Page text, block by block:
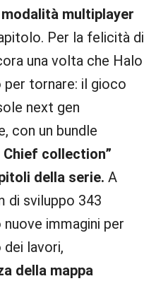
multiplayer
Per la felicità di
una volta che Halo
per tornare: il gioco
next gen
con un bundle
Chief collection”
della serie. A
di sviluppo 343
immagini per
dei lavori,
della mappa